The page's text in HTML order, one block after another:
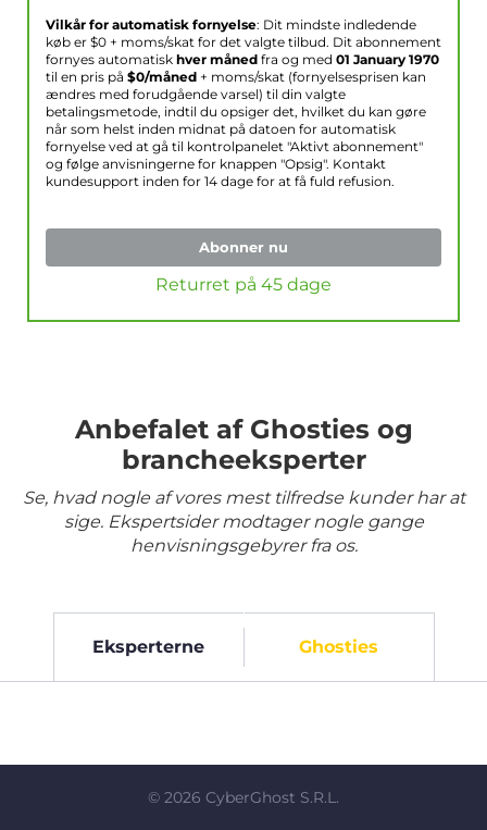
Vilkår for automatisk fornyelse: Dit mindste indledende
køb er $0 + moms/skat for det valgte tilbud. Dit abonnement
fornyes automatisk hver måned fra og med 01 January 1970
til en pris på $0/måned + moms/skat (fornyelsesprisen kan
ændres med forudgående varsel) til din valgte
betalingsmetode, indtil du opsiger det, hvilket du kan gøre
når som helst inden midnat på datoen for automatisk
fornyelse ved at gå til kontrolpanelet "Aktivt abonnement"
og følge anvisningerne for knappen "Opsig". Kontakt
kundesupport inden for 14 dage for at få fuld refusion.
Abonner nu
Returret på 45 dage
Anbefalet af Ghosties og
brancheeksperter
Se, hvad nogle af vores mest tilfredse kunder har at
sige. Ekspertsider modtager nogle gange
henvisningsgebyrer fra os.
Eksperterne Ghosties
© 2026 CyberGhost S.R.L.